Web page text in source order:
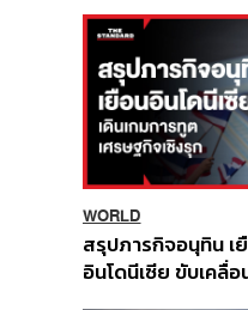
WORLD
สรุปภารกิจอนุทิน เ
อินโดนีเซีย ขับเคลื่